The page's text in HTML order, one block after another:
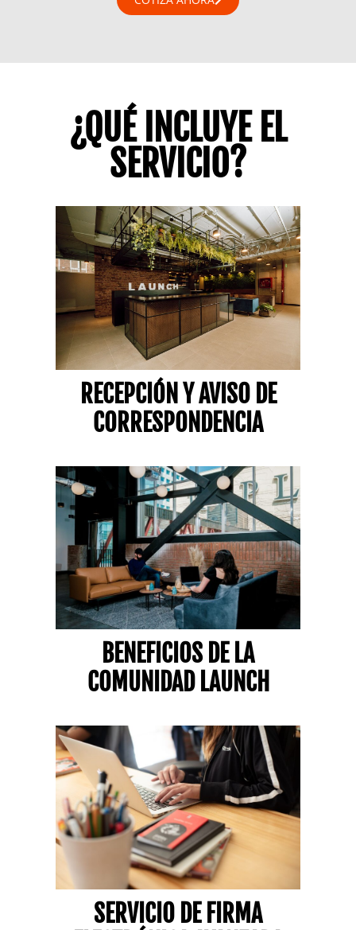
¿QUÉ INCLUYE EL
SERVICIO?
RECEPCIÓN Y AVISO DE
CORRESPONDENCIA
BENEFICIOS DE LA
COMUNIDAD LAUNCH
SERVICIO DE FIRMA